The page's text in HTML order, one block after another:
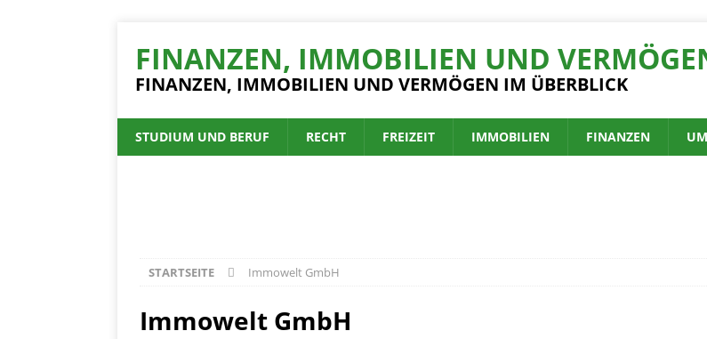
FINANZEN, IMMOBILIEN UND
FINANZEN, IMMOBILIEN UND VERMÖGEN IM ÜBERBLICK
STUDIUM UND BERUF RECHT FREIZEIT IMMOBILIEN FINANZEN
STARTSEITE Immowelt GmbH
Immowelt GmbH